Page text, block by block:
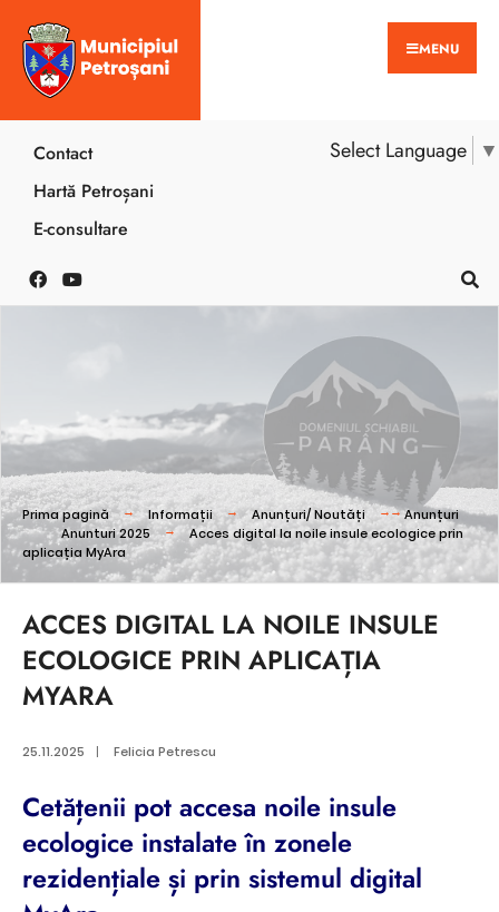
MENU
Select Language ▼
Contact
Hartă Petroșani
E-consultare
Prima pagină Informații Anunțuri/ Noutăți
Anunțuri
Anunturi 2025
Acces digital la noile insule ecologice prin
aplicația MyAra
ACCES DIGITAL LA NOILE INSULE
ECOLOGICE PRIN APLICAȚIA
MYARA
25.11.2025 | Felicia Petrescu
Cetățenii pot accesa noile insule
ecologice instalate în zonele
rezidențiale și prin sistemul digital